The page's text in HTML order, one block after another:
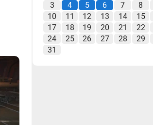
3
4 5 6 7
8
10
11 12 13 14
15
17
18 19 20 21
22
24
25 26 27 28
29
31